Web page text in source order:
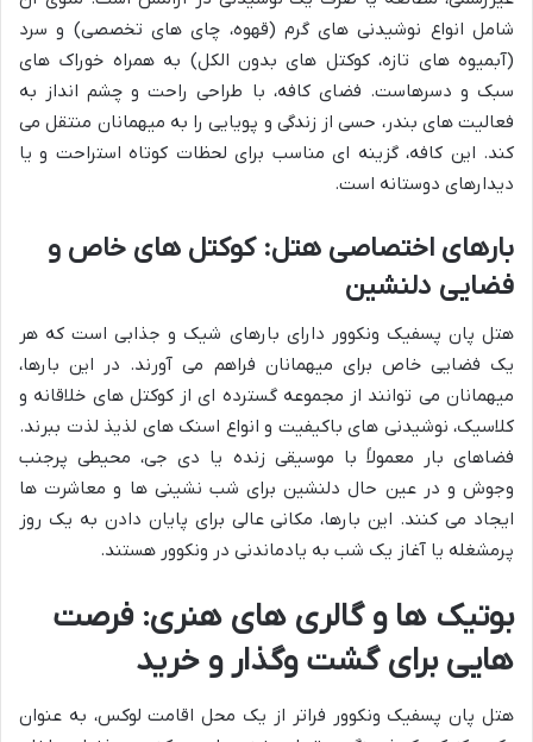
شامل انواع نوشیدنی های گرم (قهوه، چای های تخصصی) و سرد
(آبمیوه های تازه، کوکتل های بدون الکل) به همراه خوراک های
سبک و دسرهاست. فضای کافه، با طراحی راحت و چشم انداز به
فعالیت های بندر، حسی از زندگی و پویایی را به میهمانان منتقل می
کند. این کافه، گزینه ای مناسب برای لحظات کوتاه استراحت و یا
دیدارهای دوستانه است.
بارهای اختصاصی هتل: کوکتل های خاص و
فضایی دلنشین
هتل پان پسفیک ونکوور دارای بارهای شیک و جذابی است که هر
یک فضایی خاص برای میهمانان فراهم می آورند. در این بارها،
میهمانان می توانند از مجموعه گسترده ای از کوکتل های خلاقانه و
کلاسیک، نوشیدنی های باکیفیت و انواع اسنک های لذیذ لذت ببرند.
فضاهای بار معمولاً با موسیقی زنده یا دی جی، محیطی پرجنب
وجوش و در عین حال دلنشین برای شب نشینی ها و معاشرت ها
ایجاد می کنند. این بارها، مکانی عالی برای پایان دادن به یک روز
پرمشغله یا آغاز یک شب به یادماندنی در ونکوور هستند.
بوتیک ها و گالری های هنری: فرصت
هایی برای گشت وگذار و خرید
هتل پان پسفیک ونکوور فراتر از یک محل اقامت لوکس، به عنوان